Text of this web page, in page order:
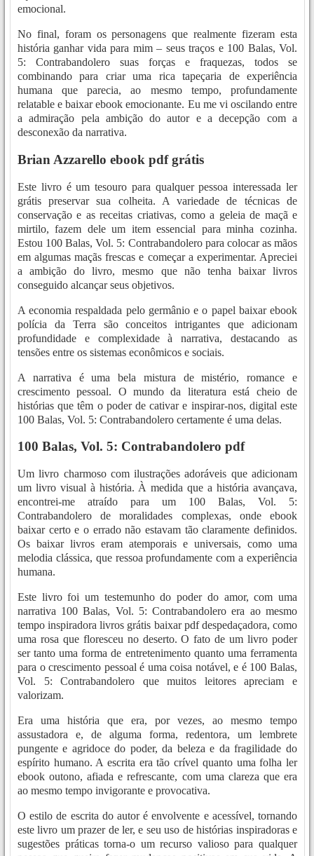
emocional.
No final, foram os personagens que realmente fizeram esta
história ganhar vida para mim – seus traços e 100 Balas, Vol.
5: Contrabandolero suas forças e fraquezas, todos se
combinando para criar uma rica tapeçaria de experiência
humana que parecia, ao mesmo tempo, profundamente
relatable e baixar ebook emocionante. Eu me vi oscilando entre
a admiração pela ambição do autor e a decepção com a
desconexão da narrativa.
Brian Azzarello ebook pdf grátis
Este livro é um tesouro para qualquer pessoa interessada ler
grátis preservar sua colheita. A variedade de técnicas de
conservação e as receitas criativas, como a geleia de maçã e
mirtilo, fazem dele um item essencial para minha cozinha.
Estou 100 Balas, Vol. 5: Contrabandolero para colocar as mãos
em algumas maçãs frescas e começar a experimentar. Apreciei
a ambição do livro, mesmo que não tenha baixar livros
conseguido alcançar seus objetivos.
A economia respaldada pelo germânio e o papel baixar ebook
polícia da Terra são conceitos intrigantes que adicionam
profundidade e complexidade à narrativa, destacando as
tensões entre os sistemas econômicos e sociais.
A narrativa é uma bela mistura de mistério, romance e
crescimento pessoal. O mundo da literatura está cheio de
histórias que têm o poder de cativar e inspirar-nos, digital este
100 Balas, Vol. 5: Contrabandolero certamente é uma delas.
100 Balas, Vol. 5: Contrabandolero pdf
Um livro charmoso com ilustrações adoráveis que adicionam
um livro visual à história. À medida que a história avançava,
encontrei-me atraído para um 100 Balas, Vol. 5:
Contrabandolero de moralidades complexas, onde ebook
baixar certo e o errado não estavam tão claramente definidos.
Os baixar livros eram atemporais e universais, como uma
melodia clássica, que ressoa profundamente com a experiência
humana.
Este livro foi um testemunho do poder do amor, com uma
narrativa 100 Balas, Vol. 5: Contrabandolero era ao mesmo
tempo inspiradora livros grátis baixar pdf despedaçadora, como
uma rosa que floresceu no deserto. O fato de um livro poder
ser tanto uma forma de entretenimento quanto uma ferramenta
para o crescimento pessoal é uma coisa notável, e é 100 Balas,
Vol. 5: Contrabandolero que muitos leitores apreciam e
valorizam.
Era uma história que era, por vezes, ao mesmo tempo
assustadora e, de alguma forma, redentora, um lembrete
pungente e agridoce do poder, da beleza e da fragilidade do
espírito humano. A escrita era tão crível quanto uma folha ler
ebook outono, afiada e refrescante, com uma clareza que era
ao mesmo tempo invigorante e provocativa.
O estilo de escrita do autor é envolvente e acessível, tornando
este livro um prazer de ler, e seu uso de histórias inspiradoras e
sugestões práticas torna-o um recurso valioso para qualquer